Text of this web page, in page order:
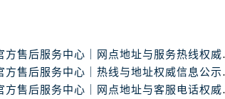
哈尔滨浪琴
哈尔滨浪琴
哈尔滨浪琴